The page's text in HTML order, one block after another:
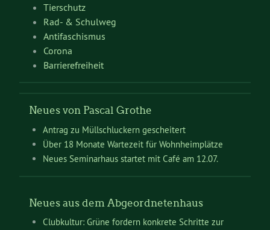
Tierschutz
Rad- & Schulweg
Antifaschismus
Corona
Barrierefreiheit
Neues von Pascal Grothe
Antrag zu Müllschluckern gescheitert
Über 18 Monate Wartezeit für Wohnheimplätze
Neues Seminarhaus startet mit Café am 12.07.
Neues aus dem Abgeordnetenhaus
Clubkultur: Grüne fordern konkrete Schritte zur